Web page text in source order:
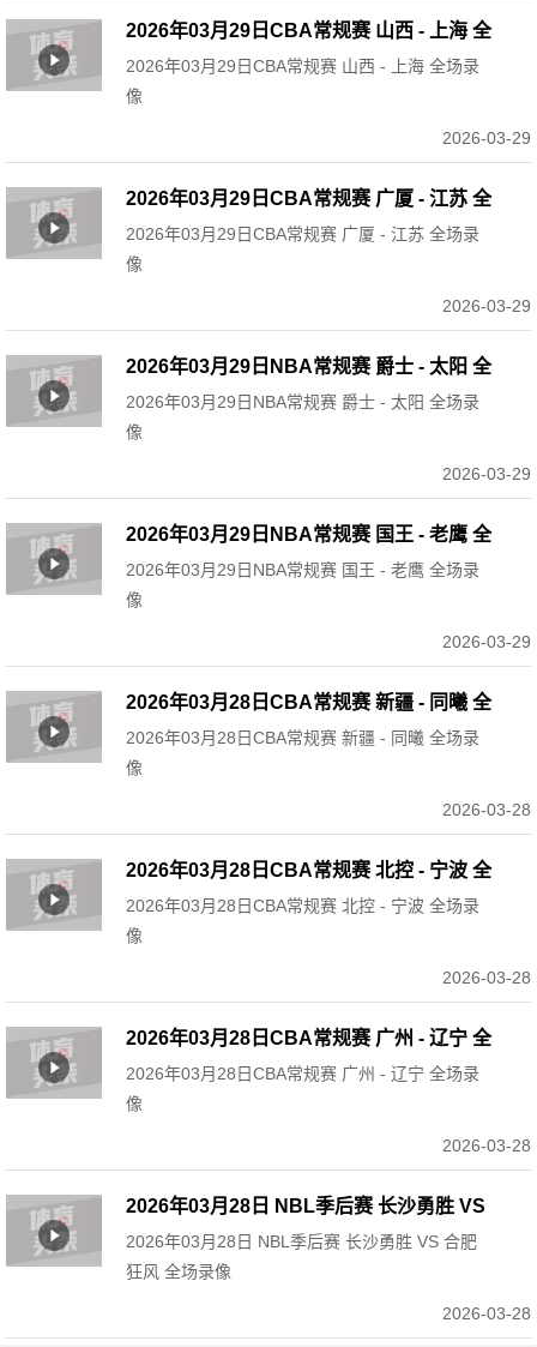
2026年03月29日CBA常规赛 山西 - 上海 全
场录像
2026年03月29日CBA常规赛 山西 - 上海 全场录
像
2026-03-29
2026年03月29日CBA常规赛 广厦 - 江苏 全
场录像
2026年03月29日CBA常规赛 广厦 - 江苏 全场录
像
2026-03-29
2026年03月29日NBA常规赛 爵士 - 太阳 全
场录像
2026年03月29日NBA常规赛 爵士 - 太阳 全场录
像
2026-03-29
2026年03月29日NBA常规赛 国王 - 老鹰 全
场录像
2026年03月29日NBA常规赛 国王 - 老鹰 全场录
像
2026-03-29
2026年03月28日CBA常规赛 新疆 - 同曦 全
场录像
2026年03月28日CBA常规赛 新疆 - 同曦 全场录
像
2026-03-28
2026年03月28日CBA常规赛 北控 - 宁波 全
场录像
2026年03月28日CBA常规赛 北控 - 宁波 全场录
像
2026-03-28
2026年03月28日CBA常规赛 广州 - 辽宁 全
场录像
2026年03月28日CBA常规赛 广州 - 辽宁 全场录
像
2026-03-28
2026年03月28日 NBL季后赛 长沙勇胜 VS
合肥狂风 全场录像
2026年03月28日 NBL季后赛 长沙勇胜 VS 合肥
狂风 全场录像
2026-03-28